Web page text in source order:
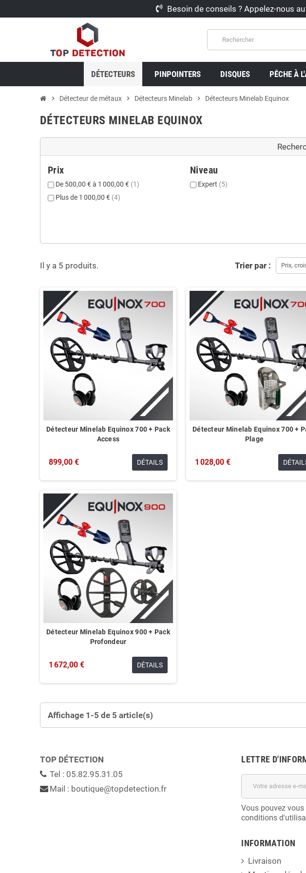
Besoin de conseils ? Appelez-nous au
DÉTECTEURS PINPOINTERS DISQUES PÊCHE À
chevron_right Détecteur de métaux chevron_right Détecteurs Minelab chevron_right Détecteurs Minelab Equinox
DÉTECTEURS MINELAB EQUINOX
Prix
De 500,00 € à 1 000,00 € (1)
Plus de 1 000,00 € (4)
Niveau
Expert (5)
Trier par : Prix,
Il y a 5 produits.
Détecteur Minelab Equinox 700 + Pack
Access
899,00 € DÉTAILS
Détecteur Minelab Equinox 700 +
Plage
1 028,00 €
Détecteur Minelab Equinox 900 + Pack
Profondeur
1 672,00 € DÉTAILS
Affichage 1-5 de 5 article(s)
TOP DÉTECTION
Tel : 05.82.95.31.05
Mail : boutique@topdetection.fr
LETTRE
Vous pouvez
conditions
INFORMATION
Livraison